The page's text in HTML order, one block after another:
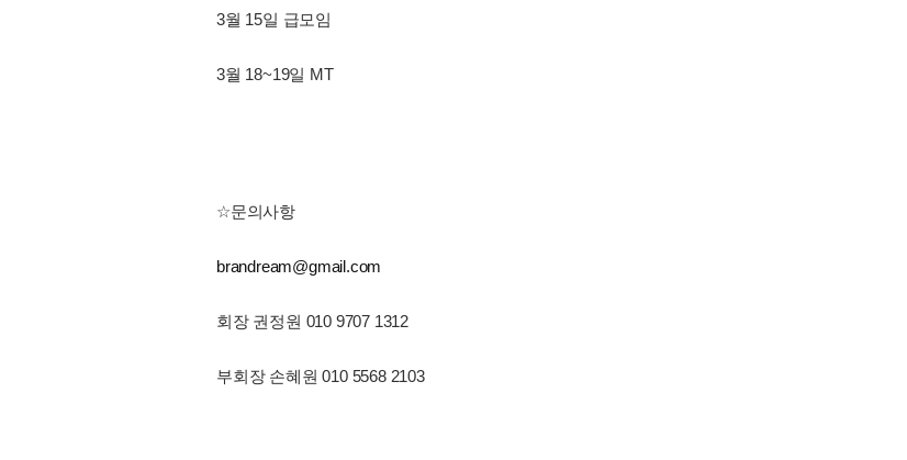
3월 15일 급모임
3월 18~19일 MT
☆문의사항
brandream@gmail.com
회장 권정원 010 9707 1312
부회장 손혜원 010 5568 2103